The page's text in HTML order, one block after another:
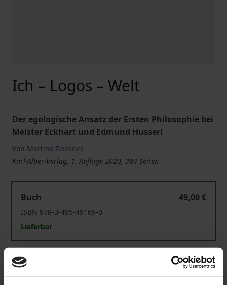
Ich – Logos – Welt
Der egologische Ansatz der Ersten Philosophie bei
Meister Eckhart und Edmund Husserl
Von Martina Roesner
Karl-Alber-Verlag, 1. Auflage 2020, 384 Seiten
Buch
49,00 €
ISBN 978-3-495-49169-0
Lieferbar
Ich – Logos – Welt
eBook
49,00 €
ISBN 978-3-495-82163-3